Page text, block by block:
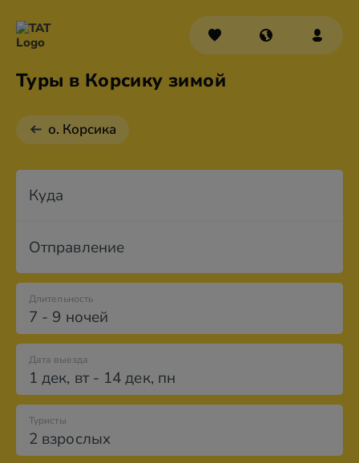
Туры в Корсику зимой
о. Корсика
Куда
Отправление
7 - 9 ночей
Длительность
Дата выезда
1 дек, вт- 14 дек, пн
2 взрослых
Туристы